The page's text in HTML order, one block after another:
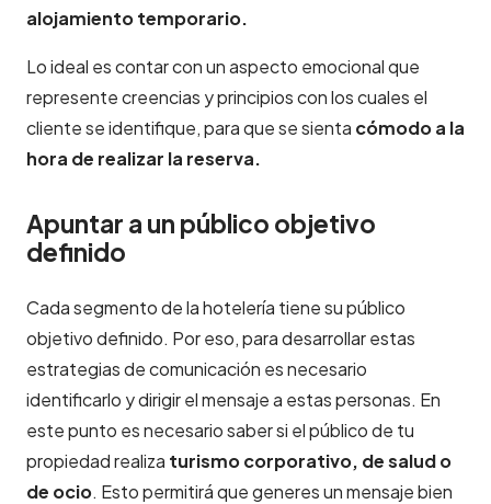
alojamiento temporario.
Lo ideal es contar con un aspecto emocional que
represente creencias y principios con los cuales el
cliente se identifique, para que se sienta cómodo a la
hora de realizar la reserva.
Apuntar a un público objetivo
definido
Cada segmento de la hotelería tiene su público
objetivo definido. Por eso, para desarrollar estas
estrategias de comunicación es necesario
identificarlo y dirigir el mensaje a estas personas. En
este punto es necesario saber si el público de tu
propiedad realiza turismo corporativo, de salud o
de ocio. Esto permitirá que generes un mensaje bien